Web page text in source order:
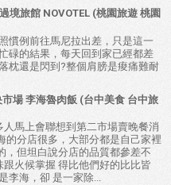
境旅館 NOVOTEL (桃園旅遊 桃園
慣例前往馬尼拉出差，只是這一
碌的結果，每天回到家已經都差
枕還是閃到?整個肩膀是痠痛難耐
場 李海魯肉飯 (台中美食 台中旅
馬上會聯想到第二市場賣晚餐消
的分店很多，大部分都是自己家裡
，但坦白說分店的品質都參差不
火候掌握 得比他們好的比比皆
李海，卻 是一家除...